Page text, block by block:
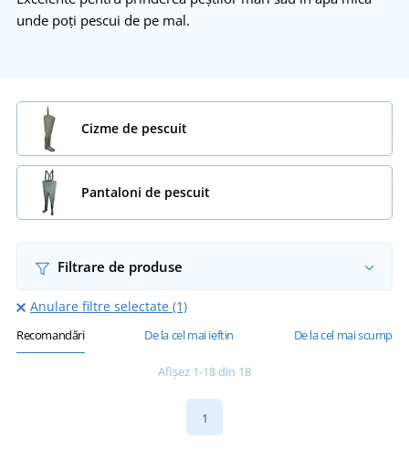
unde poți pescui de pe mal.
Cizme de pescuit
Pantaloni de pescuit
Filtrare de produse
Anulare filtre selectate (1)
Recomandări De la cel mai ieftin De la cel mai scump
Afișez 1-18 din 18
1